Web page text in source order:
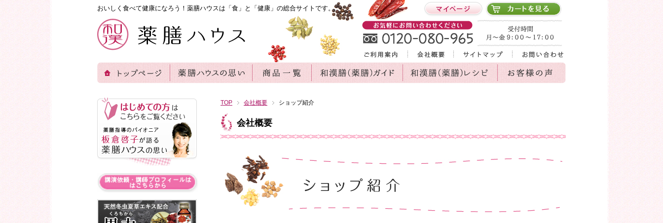
おいしく食べて健康になろう！薬膳ハウスは「食」と「健康」の総合サイトです。
TOP 会社概要 ショップ紹介
会社概要